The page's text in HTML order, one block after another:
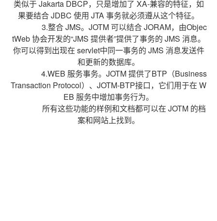
类似于 Jakarta DBCP，只是增加了 XA-兼容的特征，如
果要结合 JDBC 使用 JTA 事务就必须遵从这个特征。
3.整合 JMS。JOTM 可以结合 JORAM，由Objec
tWeb 协会开发的“JMS 提供者”提供了事务的 JMS 消息。
你可以得到出现在 servlet中同一事务的 JMS 消息发送件
和更新的数据库。
4.WEB 服务事务。JOTM 提供了BTP（Business
Transaction Protocol）、JOTM-BTP接口，它们用于在 W
EB 服务中增加事务行为。
所有这些功能的样例和文档都可以在 JOTM 的档
案和网站上找到。